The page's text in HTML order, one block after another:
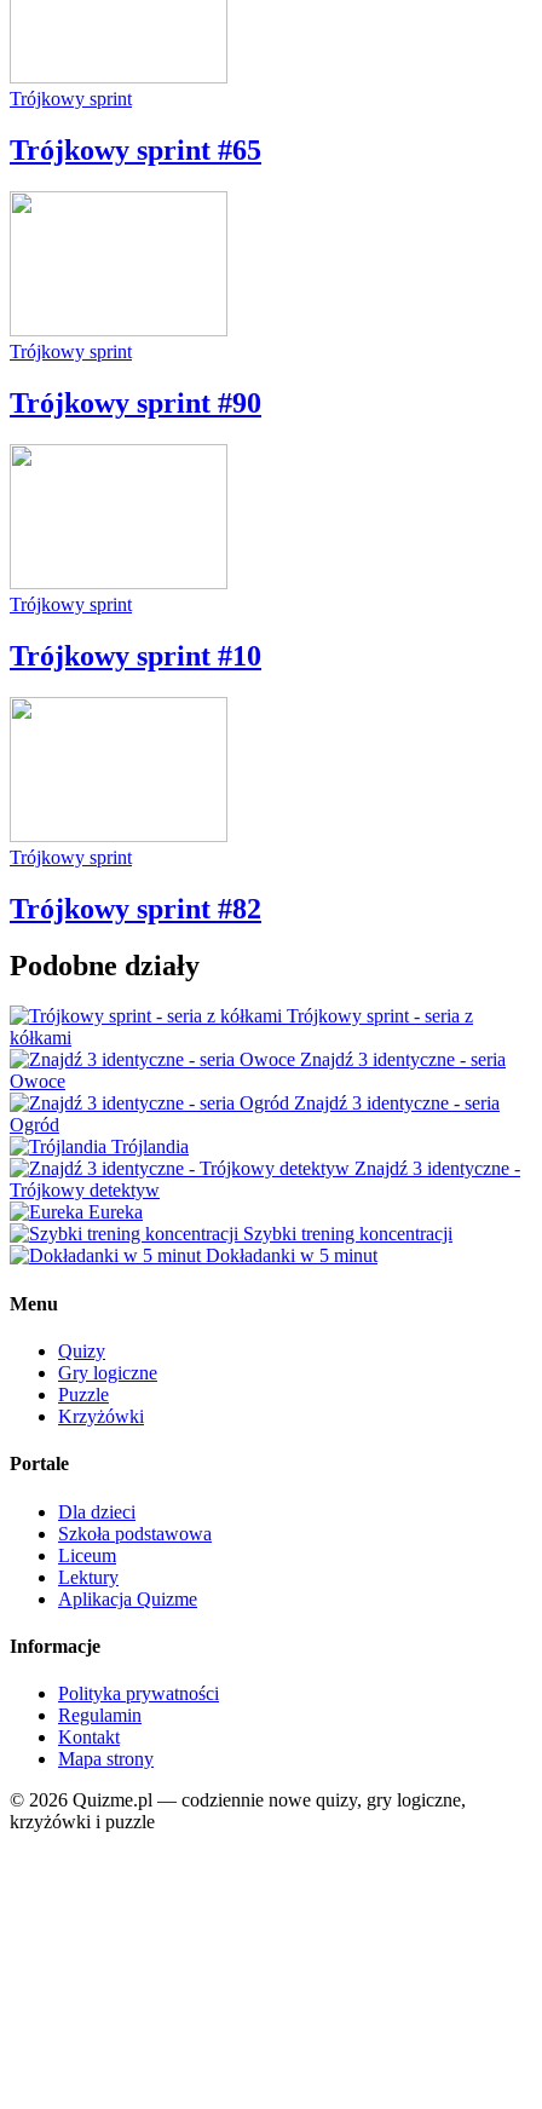
Trójkowy sprint
Trójkowy sprint #65
Trójkowy sprint
Trójkowy sprint #90
Trójkowy sprint
Trójkowy sprint #10
Trójkowy sprint
Trójkowy sprint #82
Podobne działy
Trójkowy sprint - seria z
kółkami
Znajdź 3 identyczne - seria
Owoce
Znajdź 3 identyczne - seria
Ogród
Trójlandia
Znajdź 3 identyczne -
Trójkowy detektyw
Eureka
Szybki trening koncentracji
Dokładanki w 5 minut
Menu
Quizy
Gry logiczne
Puzzle
Krzyżówki
Portale
Dla dzieci
Szkoła podstawowa
Liceum
Lektury
Aplikacja Quizme
Informacje
Polityka prywatności
Regulamin
Kontakt
Mapa strony
© 2026 Quizme.pl — codziennie nowe quizy, gry logiczne,
krzyżówki i puzzle